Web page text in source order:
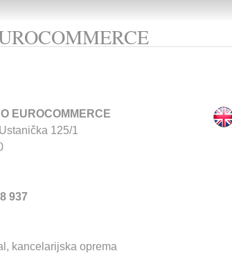
EUROCOMMERCE
125/1
937
kancelarijska oprema